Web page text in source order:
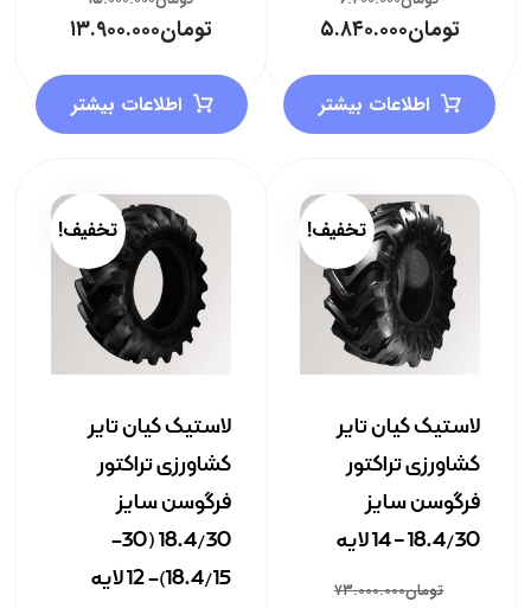
تومان۵.۸۴۰.۰۰۰
اطلاعات بیشتر
تومان۱۳.۹۰۰.۰۰۰
اطلاعات بیشتر
لاستیک کیان تایر
کشاورزی تراکتور
فرگوسن سایز
18.4/30 – 14 لایه
تومان۷۳.۰۰۰.۰۰۰
تخفیف!
لاستیک کیان تایر
کشاورزی تراکتور
فرگوسن سایز
18.4/30 (30-
18.4/15)- 12 لایه
تخفیف!